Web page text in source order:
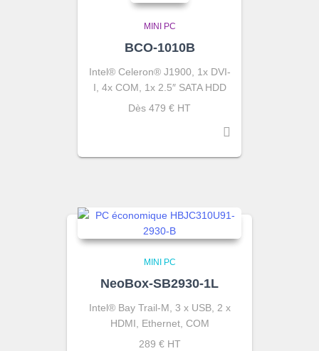
MINI PC
BCO-1010B
Intel® Celeron® J1900, 1x DVI-
I, 4x COM, 1x 2.5″ SATA HDD
Dès 479 € HT
MINI PC
NeoBox-SB2930-1L
Intel® Bay Trail-M, 3 x USB, 2 x
HDMI, Ethernet, COM
289 € HT